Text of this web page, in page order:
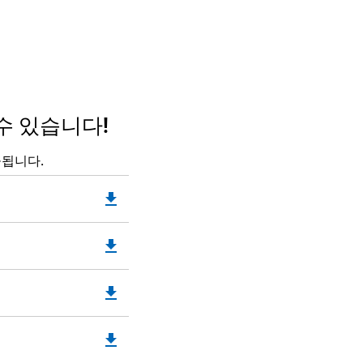
있습니다!
니다.
a
file_download
a
file_download
file_download
file_download